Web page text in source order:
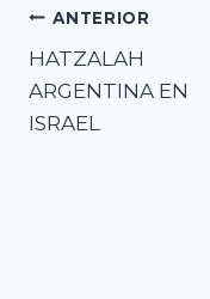
Navegación
de
entradas
ANTERIOR
HATZALAH
ARGENTINA EN
ISRAEL